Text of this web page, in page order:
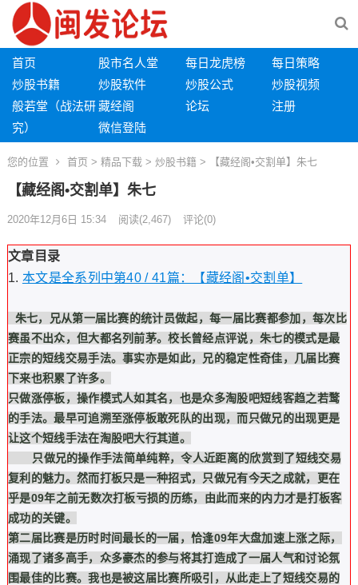
首页 股市名人堂 每日龙虎榜
每日策略
炒股书籍
炒股软件 炒股公式
炒股视频
般若堂（战法研
究）
藏经阁 论坛
注册
微信登陆
您的位置 首页 > 精品下载> 炒股书籍 > 【藏经阁•交割单】朱七
【藏经阁•交割单】朱七
2020年12月6日 15:34 阅读(2,467) 评论(0)
文章目录
本文是全系列中第40 / 41篇：【藏经阁•交割单】
朱七，兄从第一届比赛的统计员做起，每一届比赛都参加，每次比
赛虽不出众，但大都名列前茅。校长曾经点评说，朱七的模式是最
正宗的短线交易手法。事实亦是如此，兄的稳定性奇佳，几届比赛
下来也积累了许多。
只做涨停板，操作模式人如其名，也是众多淘股吧短线客趋之若鹜
的手法。最早可追溯至涨停板敢死队的出现，而只做兄的出现更是
让这个短线手法在淘股吧大行其道。
只做兄的操作手法简单纯粹，令人近距离的欣赏到了短线交易
复利的魅力。然而打板只是一种招式，只做兄有今天之成就，更在
乎是09年之前无数次打板亏损的历练，由此而来的内力才是打板客
成功的关键。
第二届比赛是历时时间最长的一届，恰逢09年大盘加速上涨之际，
涌现了诸多高手，众多豪杰的参与将其打造成了一届人气和讨论氛
围最佳的比赛。我也是被这届比赛所吸引，从此走上了短线交易的